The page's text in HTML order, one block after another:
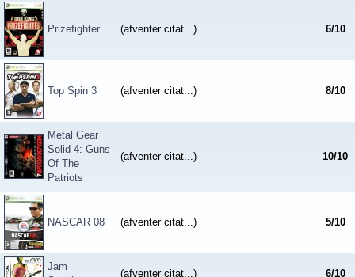
Prizefighter (afventer citat...) 6/10
Top Spin 3 (afventer citat...) 8/10
Metal Gear
Solid 4: Guns
Of The
Patriots
(afventer citat...) 10/10
NASCAR 08 (afventer citat...) 5/10
Jam
(afventer citat...) 6/10